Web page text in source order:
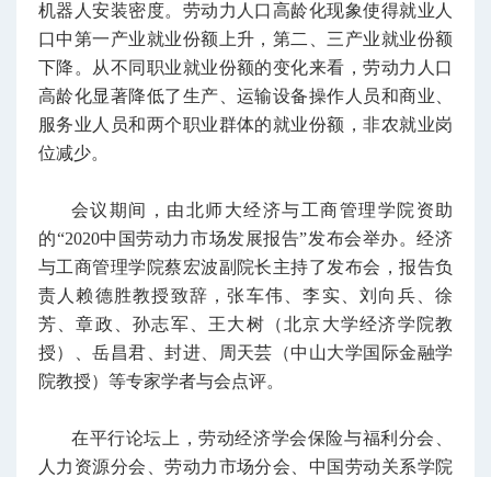
机器人安装密度。劳动力人口高龄化现象使得就业人
口中第一产业就业份额上升，第二、三产业就业份额
下降。从不同职业就业份额的变化来看，劳动力人口
高龄化显著降低了生产、运输设备操作人员和商业、
服务业人员和两个职业群体的就业份额，非农就业岗
位减少。
会议期间，由北师大经济与工商管理学院资助
的“2020中国劳动力市场发展报告”发布会举办。经济
与工商管理学院蔡宏波副院长主持了发布会，报告负
责人赖德胜教授致辞，张车伟、李实、刘向兵、徐
芳、章政、孙志军、王大树（北京大学经济学院教
授）、岳昌君、封进、周天芸（中山大学国际金融学
院教授）等专家学者与会点评。
在平行论坛上，劳动经济学会保险与福利分会、
人力资源分会、劳动力市场分会、中国劳动关系学院